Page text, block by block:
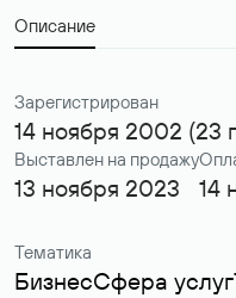
Описание
Зарегистрирован
14 ноября 2002 (23
Выставлен на продажу
13 ноября 2023 14
Тематика
БизнесСфера услуг